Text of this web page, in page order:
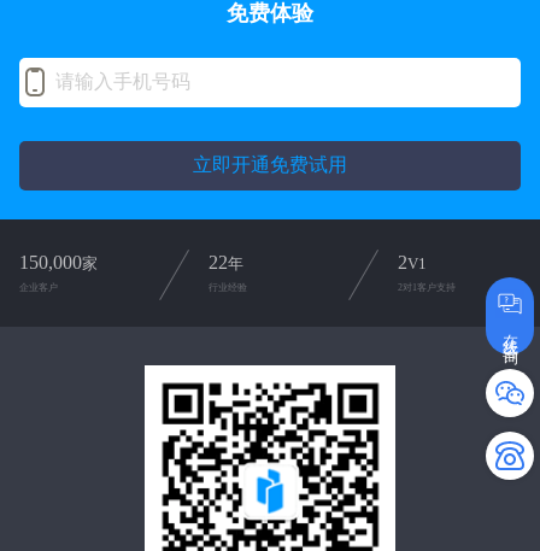
在线咨询
免费体验
立即开通免费试用
150,000家
企业客户
22年
行业经验
2V1
2对1客户支持